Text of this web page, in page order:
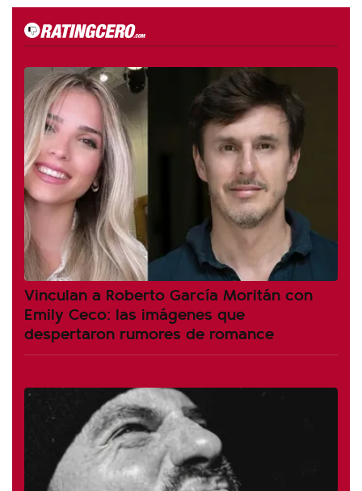
Vinculan a Roberto García Moritán con
Emily Ceco: las imágenes que
despertaron rumores de romance